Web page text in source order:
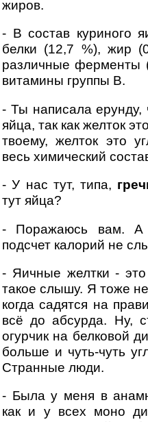
жиров.
- В состав куриного
белки (12,7 %), жир
различные ферменты
витамины группы В.
- Ты написала ерунду,
яйца, так как желток
твоему, желток это
весь химический
- У нас тут, типа,
тут яйца?
- Поражаюсь вам. А
подсчет калорий не
- Яичные желтки -
такое слышу. Я тоже
когда садятся на
всё до абсурда. Ну,
огурчик на белковой
больше и чуть-чуть
Странные люди.
- Была у меня в
как и у всех моно